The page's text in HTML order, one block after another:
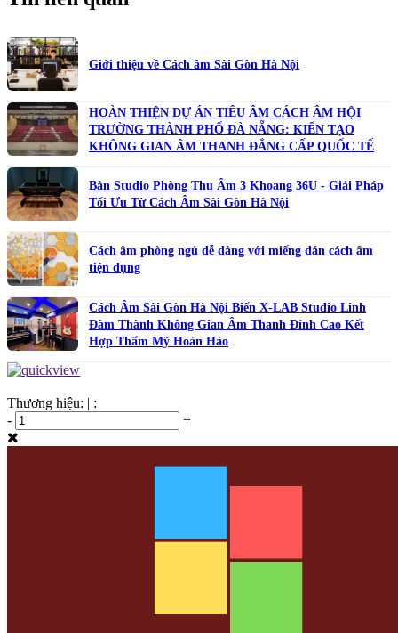
Giới thiệu về Cách âm Sài Gòn Hà Nội
HOÀN THIỆN DỰ ÁN TIÊU ÂM CÁCH ÂM HỘI
TRƯỜNG THÀNH PHỐ ĐÀ NẴNG: KIẾN TẠO
KHÔNG GIAN ÂM THANH ĐẲNG CẤP QUỐC TẾ
Bàn Studio Phòng Thu Âm 3 Khoang 36U - Giải Pháp
Tối Ưu Từ Cách Âm Sài Gòn Hà Nội
Cách âm phòng ngủ dễ dàng với miếng dán cách âm
tiện dụng
Cách Âm Sài Gòn Hà Nội Biến X-LAB Studio Linh
Đàm Thành Không Gian Âm Thanh Đỉnh Cao Kết
Hợp Thẩm Mỹ Hoàn Hảo
Thương hiệu: | :
-
+